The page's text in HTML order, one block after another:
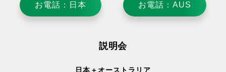
お電話：日本 お電話：AUS
説明会
日本＋オーストラリア